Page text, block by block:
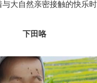
大自然亲密接触的快乐时
下田咯